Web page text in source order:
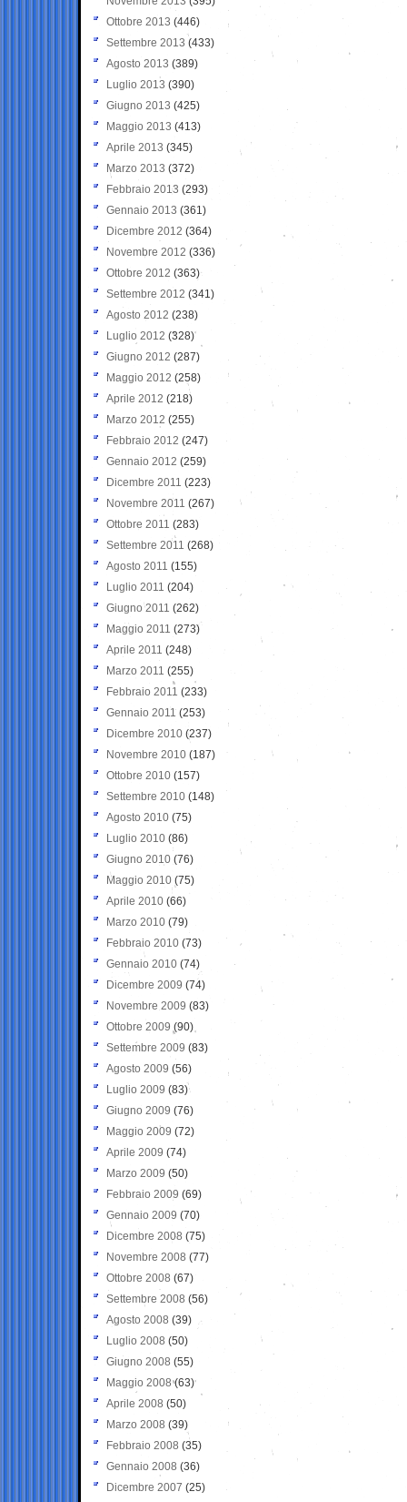
Ottobre 2013 (446)
Settembre 2013 (433)
Agosto 2013 (389)
Luglio 2013 (390)
Giugno 2013 (425)
Maggio 2013 (413)
Aprile 2013 (345)
Marzo 2013 (372)
Febbraio 2013 (293)
Gennaio 2013 (361)
Dicembre 2012 (364)
Novembre 2012 (336)
Ottobre 2012 (363)
Settembre 2012 (341)
Agosto 2012 (238)
Luglio 2012 (328)
Giugno 2012 (287)
Maggio 2012 (258)
Aprile 2012 (218)
Marzo 2012 (255)
Febbraio 2012 (247)
Gennaio 2012 (259)
Dicembre 2011 (223)
Novembre 2011 (267)
Ottobre 2011 (283)
Settembre 2011 (268)
Agosto 2011 (155)
Luglio 2011 (204)
Giugno 2011 (262)
Maggio 2011 (273)
Aprile 2011 (248)
Marzo 2011 (255)
Febbraio 2011 (233)
Gennaio 2011 (253)
Dicembre 2010 (237)
Novembre 2010 (187)
Ottobre 2010 (157)
Settembre 2010 (148)
Agosto 2010 (75)
Luglio 2010 (86)
Giugno 2010 (76)
Maggio 2010 (75)
Aprile 2010 (66)
Marzo 2010 (79)
Febbraio 2010 (73)
Gennaio 2010 (74)
Dicembre 2009 (74)
Novembre 2009 (83)
Ottobre 2009 (90)
Settembre 2009 (83)
Agosto 2009 (56)
Luglio 2009 (83)
Giugno 2009 (76)
Maggio 2009 (72)
Aprile 2009 (74)
Marzo 2009 (50)
Febbraio 2009 (69)
Gennaio 2009 (70)
Dicembre 2008 (75)
Novembre 2008 (77)
Ottobre 2008 (67)
Settembre 2008 (56)
Agosto 2008 (39)
Luglio 2008 (50)
Giugno 2008 (55)
Maggio 2008(63)
Aprile 2008 (50)
Marzo 2008 (39)
Febbraio 2008 (35)
Gennaio 2008 (36)
Dicembre 2007 (25)